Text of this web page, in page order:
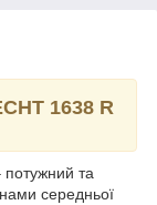
1638 R
потужний та
середньої